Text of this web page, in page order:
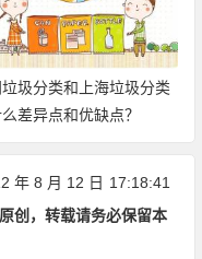
圾分类和上海垃圾分类
差异点和优缺点？
年 8 月 12 日 17:18:41
创，转载请务必保留本